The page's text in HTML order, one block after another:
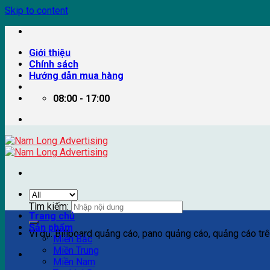
Skip to content
Giới thiệu
Chính sách
Hướng dẫn mua hàng
08:00 - 17:00
Tìm kiếm:
Ví dụ: Billboard quảng cáo, pano quảng cáo, quảng cáo
Trang chủ
Sản phẩm
Miền Bắc
Miền Trung
Miền Nam